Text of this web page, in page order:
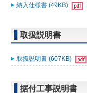
納入仕様書 (49KB)
取扱説明書
取扱説明書 (607KB)
据付工事説明書